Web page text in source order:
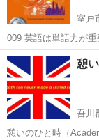
室戸
009 英語は単語力が重
強化するためOxford
Advanced,Advanceと
高知 室戸市
憩
吾川
憩いのひと時（